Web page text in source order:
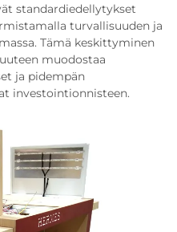
standardiedellytykset
turvallisuuden ja
Tämä keskittyminen
muodostaa
ja pidempän
investointionnisteen.